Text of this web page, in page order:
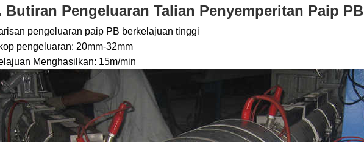
Butiran Pengeluaran Talian Penyemperitan Paip PB
pengeluaran paip PB berkelajuan tinggi
pengeluaran: 20mm-32mm
Menghasilkan: 15m/min